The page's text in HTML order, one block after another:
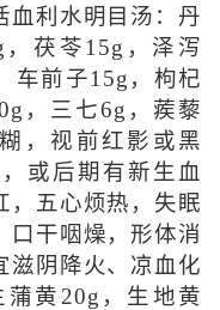
血利水明目汤：丹
茯苓15g，泽泻
车前子15g，枸杞
，三七6g，蒺藜
，视前红影或黑
或后期有新生血
，五心烦热，失眠
口干咽燥，形体消
滋阴降火、凉血化
黄20g，生地黄